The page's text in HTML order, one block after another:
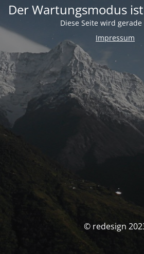
Der Wartungsmodus
Diese Seite wird
Impressum
© redesign